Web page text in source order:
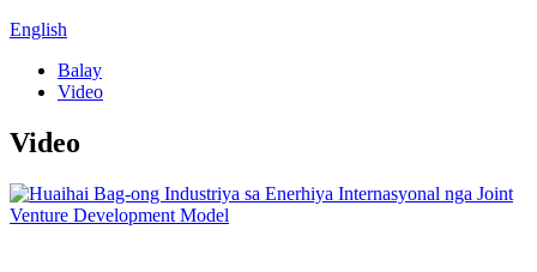
English
Balay
Video
Video